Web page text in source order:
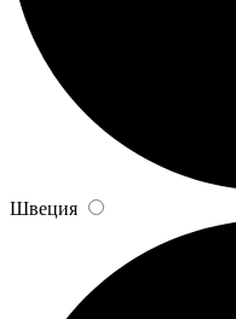
Швеция